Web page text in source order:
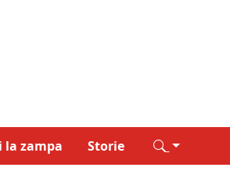
la zampa Storie